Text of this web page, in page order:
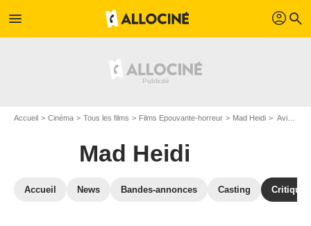
menu profil search
Accueil Cinéma Tous les films Films Epouvante-horreur Mad Heidi Avis sur Mad Heidi
Mad Heidi
Accueil News Bandes-annonces Casting